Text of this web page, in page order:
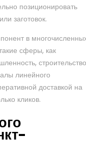
позиционировать
заготовок.
в
сферы, как
строительство
линейного
доставкой на
кликов.